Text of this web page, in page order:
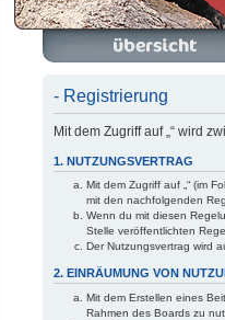
Foren-Übersicht
- Registrierung
Mit dem Zugriff auf „“ wird
1. NUTZUNGSVERTRAG
Mit dem Zugriff auf „“ (im
mit den nachfolgenden
Wenn du mit diesen
Stelle veröffentlichten
Der Nutzungsvertrag wird
2. EINRÄUMUNG VON
Mit dem Erstellen eines
Rahmen des Boards zu